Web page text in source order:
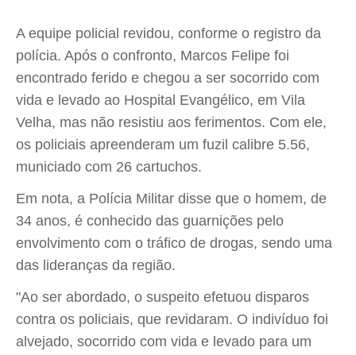
A equipe policial revidou, conforme o registro da
polícia. Após o confronto, Marcos Felipe foi
encontrado ferido e chegou a ser socorrido com
vida e levado ao Hospital Evangélico, em Vila
Velha, mas não resistiu aos ferimentos. Com ele,
os policiais apreenderam um fuzil calibre 5.56,
municiado com 26 cartuchos.
Em nota, a Polícia Militar disse que o homem, de
34 anos, é conhecido das guarnições pelo
envolvimento com o tráfico de drogas, sendo uma
das lideranças da região.
"Ao ser abordado, o suspeito efetuou disparos
contra os policiais, que revidaram. O indivíduo foi
alvejado, socorrido com vida e levado para um